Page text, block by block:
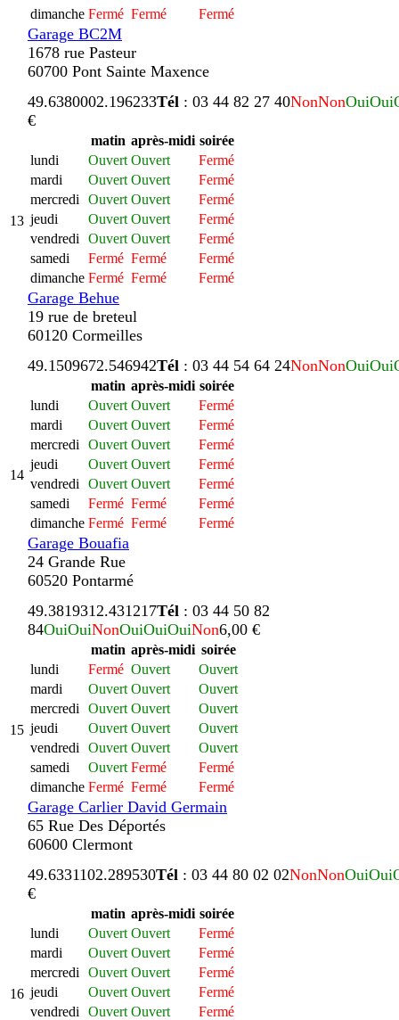
dimanche Fermé Fermé Fermé
Garage BC2M
1678 rue Pasteur
60700 Pont Sainte Maxence
13
49.6380002.196233Tél : 03 44 82 27 40NonNonOuiOui
€
matin après-midi soirée
lundi
Ouvert Ouvert
Fermé
mardi
Ouvert Ouvert
Fermé
mercredi
Ouvert Ouvert
Fermé
jeudi
Ouvert Ouvert
Fermé
vendredi
Ouvert Ouvert
Fermé
samedi
Fermé Fermé
Fermé
dimanche Fermé Fermé Fermé
Garage Behue
19 rue de breteul
60120 Cormeilles
14
49.1509672.546942Tél : 03 44 54 64 24NonNonOuiOui
matin après-midi soirée
lundi
Ouvert Ouvert
Fermé
mardi
Ouvert Ouvert
Fermé
mercredi
Ouvert Ouvert
Fermé
jeudi
Ouvert Ouvert
Fermé
vendredi
Ouvert Ouvert
Fermé
samedi
Fermé Fermé
Fermé
dimanche Fermé Fermé Fermé
Garage Bouafia
24 Grande Rue
60520 Pontarmé
15
49.3819312.431217Tél : 03 44 50 82
84OuiOuiNonOuiOuiOuiNon6,00 €
matin après-midi soirée
lundi
Fermé Ouvert
Ouvert
mardi
Ouvert Ouvert
Ouvert
mercredi
Ouvert Ouvert
Ouvert
jeudi
Ouvert Ouvert
Ouvert
vendredi
Ouvert Ouvert
Ouvert
samedi
Ouvert Fermé
Fermé
dimanche Fermé Fermé Fermé
Garage Carlier David Germain
65 Rue Des Déportés
60600 Clermont
16
49.6331102.289530Tél : 03 44 80 02 02NonNonOuiOui
€
matin après-midi soirée
lundi
Ouvert Ouvert
Fermé
mardi
Ouvert Ouvert
Fermé
mercredi
Ouvert Ouvert
Fermé
jeudi
Ouvert Ouvert
Fermé
vendredi
Ouvert Ouvert
Fermé